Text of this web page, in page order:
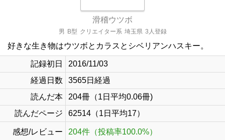
滑稽ウツボ
男 B型 クリエイター系 埼玉県 3人登録
好きな生き物はウツボとカラスとシベリアンハスキー。
記録初日
2016/11/03
経過日数
3565日経過
読んだ本
204冊（1日平均0.06冊)
読んだページ
62514（1日平均17）
感想/レビュー 204件（投稿率100.0%）